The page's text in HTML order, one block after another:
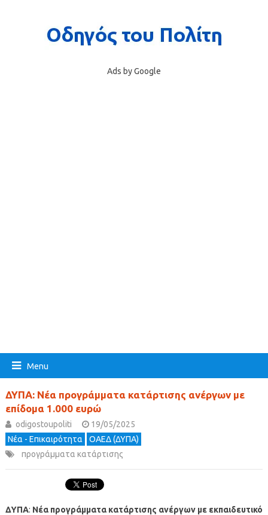
Ads by Google
Menu
ΔΥΠΑ: Νέα προγράμματα κατάρτισης ανέργων με
επίδομα 1.000 ευρώ
odigostoupoliti
19/05/2025
Νέα - Επικαιρότητα
ΟΑΕΔ (ΔΥΠΑ)
προγράμματα κατάρτισης
ΔΥΠΑ: Νέα προγράμματα κατάρτισης ανέργων με εκπαιδευτικό